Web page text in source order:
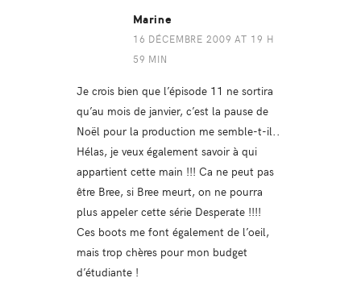
Marine
16 DÉCEMBRE 2009 AT 19 H
59 MIN
Je crois bien que l’épisode 11 ne sortira
qu’au mois de janvier, c’est la pause de
Noël pour la production me semble-t-il..
Hélas, je veux également savoir à qui
appartient cette main !!! Ca ne peut pas
être Bree, si Bree meurt, on ne pourra
plus appeler cette série Desperate !!!!
Ces boots me font également de l’oeil,
mais trop chères pour mon budget
d’étudiante !